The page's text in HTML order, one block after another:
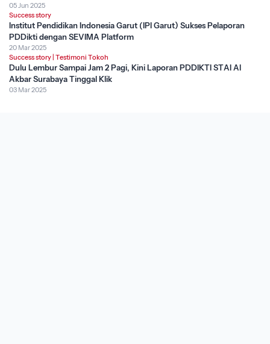
05 Jun 2025
Success story
Institut Pendidikan Indonesia Garut (IPI Garut) Sukses Pelaporan
PDDikti dengan SEVIMA Platform
20 Mar 2025
Success story Testimoni Tokoh
Dulu Lembur Sampai Jam 2 Pagi, Kini Laporan PDDIKTI STAI Al
Akbar Surabaya Tinggal Klik
03 Mar 2025